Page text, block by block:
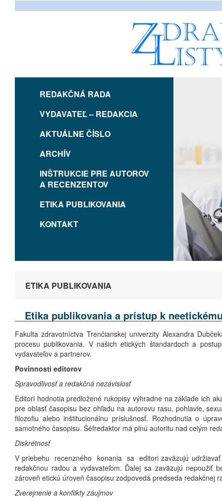
REDAKČNÁ RADA
VYDAVATEĽ – REDAKCIA
AKTUÁLNE ČÍSLO
ARCHÍV
INŠTRUKCIE PRE AUTOROV
A RECENZENTOV
ETIKA PUBLIKOVANIA
KONTAKT
ETIKA PUBLIKOVANIA
Etika publikovania a prístup k
Fakulta zdravotníctva Trenčianskej univerzity Alexandra
procesu publikovania. V našich etických štandardoch a
vydavateľov a partnerov.
Povinnosti editorov
Spravodlivosť a redakčná nezávislosť
Editori hodnotia predložené rukopisy výhradne na základe ich
pre oblasť časopisu bez ohľadu na autorovu rasu, pohlavie,
filozofiu alebo inštitucionálnu príslušnosť. Rozhodnutia o
samotného časopisu. Šéfredaktor má plnú autoritu nad celým
Diskrétnosť
V priebehu recenzného konania sa editori zaväzujú udržiavať
redakčnou radou a vydavateľom. Ďalej sa zaväzujú nepoužiť
zároveň etickú úroveň časopisu zodpovedá predseda redakčnej
Zverejnenie a konflikty záujmov